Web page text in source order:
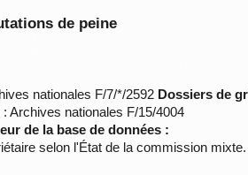
de peine
nationales F/7/*/2592 Dossiers de
: Archives nationales F/15/4004
de la base de données :
selon l'État de la commission mixte.